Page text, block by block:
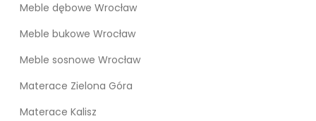
Meble dębowe Wrocław
Meble bukowe Wrocław
Meble sosnowe Wrocław
Materace Zielona Góra
Materace Kalisz